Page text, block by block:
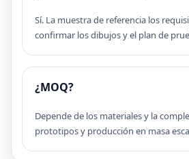
Sí. La muestra de referencia los requisitos ayudan a
confirmar los dibujos y el plan de
¿MOQ?
Depende de los materiales y la
prototipos y producción en masa